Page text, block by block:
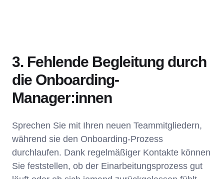
3. Fehlende Begleitung durch
die Onboarding-
Manager:innen
Sprechen Sie mit Ihren neuen Teammitgliedern,
während sie den Onboarding-Prozess
durchlaufen. Dank regelmäßiger Kontakte können
Sie feststellen, ob der Einarbeitungsprozess gut